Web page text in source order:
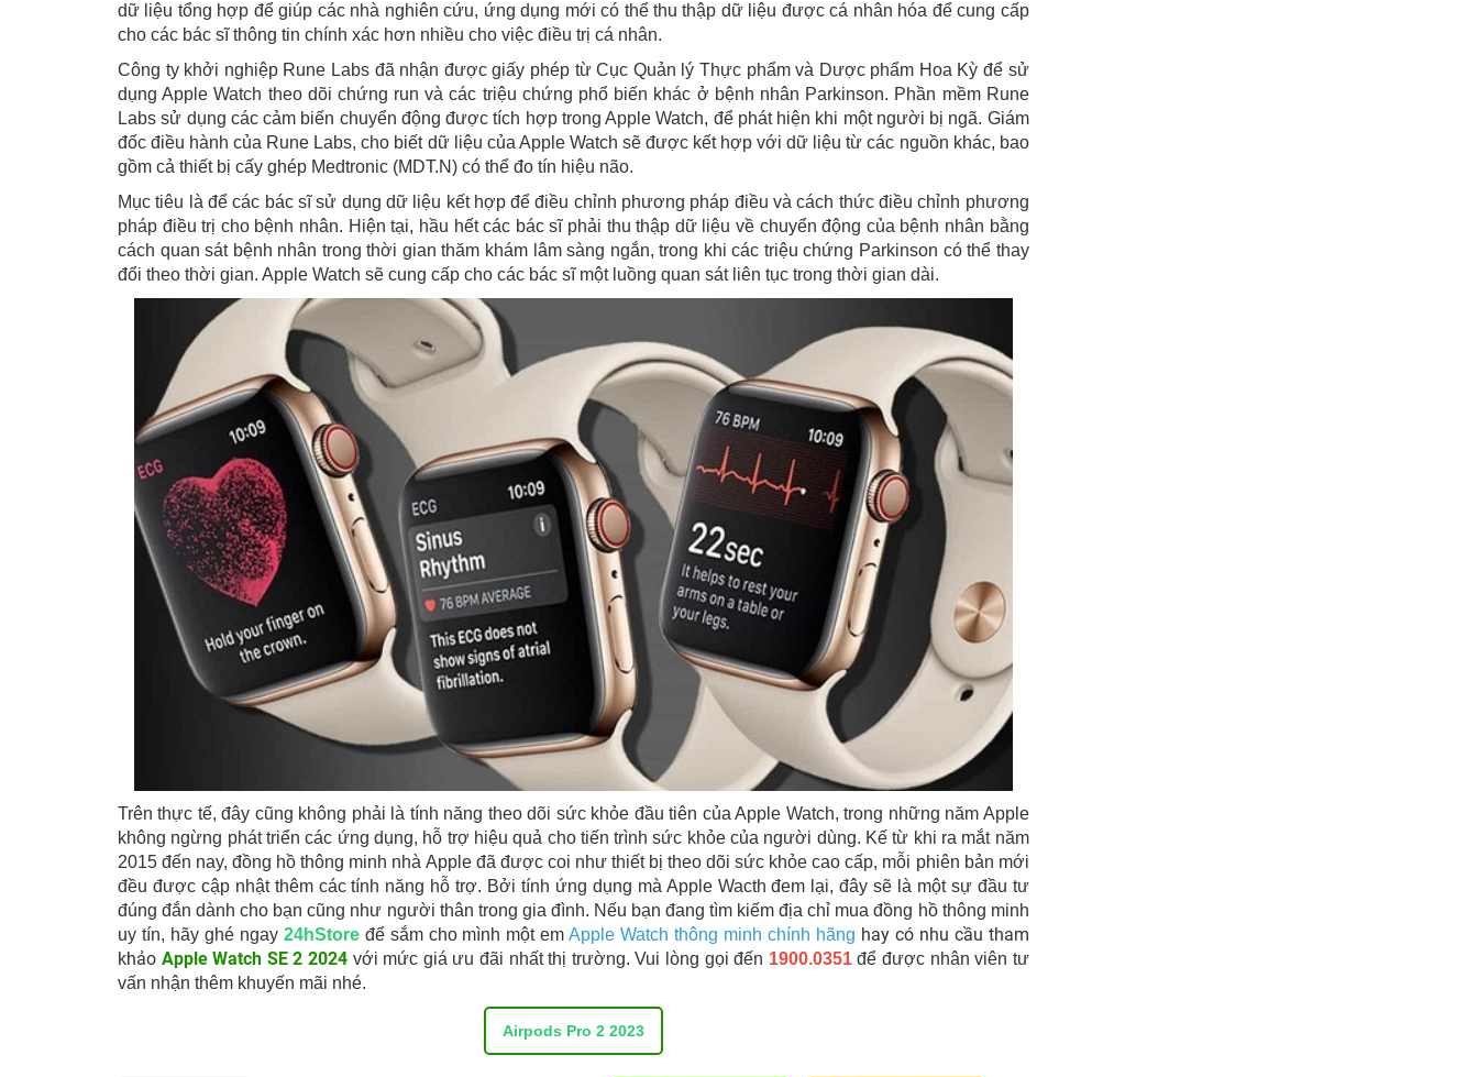
dữ liệu tổng hợp để giúp các nhà nghiên cứu, ứng dụng mới có thể thu thập dữ liệu được cá nhân hóa để cung cấp
cho các bác sĩ thông tin chính xác hơn nhiều cho việc điều trị cá nhân.
Công ty khởi nghiệp Rune Labs đã nhận được giấy phép từ Cục Quản lý Thực phẩm và Dược phẩm Hoa Kỳ để sử
dụng Apple Watch theo dõi chứng run và các triệu chứng phổ biến khác ở bệnh nhân Parkinson. Phần mềm Rune
Labs sử dụng các cảm biến chuyển động được tích hợp trong Apple Watch, để phát hiện khi một người bị ngã. Giám
đốc điều hành của Rune Labs, cho biết dữ liệu của Apple Watch sẽ được kết hợp với dữ liệu từ các nguồn khác, bao
gồm cả thiết bị cấy ghép Medtronic (MDT.N) có thể đo tín hiệu não.
Mục tiêu là để các bác sĩ sử dụng dữ liệu kết hợp để điều chỉnh phương pháp điều và cách thức điều chỉnh phương
pháp điều trị cho bệnh nhân. Hiện tại, hầu hết các bác sĩ phải thu thập dữ liệu về chuyển động của bệnh nhân bằng
cách quan sát bệnh nhân trong thời gian thăm khám lâm sàng ngắn, trong khi các triệu chứng Parkinson có thể thay
đổi theo thời gian. Apple Watch sẽ cung cấp cho các bác sĩ một luồng quan sát liên tục trong thời gian dài.
Trên thực tế, đây cũng không phải là tính năng theo dõi sức khỏe đầu tiên của Apple Watch, trong những năm Apple
không ngừng phát triển các ứng dụng, hỗ trợ hiệu quả cho tiến trình sức khỏe của người dùng. Kế từ khi ra mắt năm
2015 đến nay, đồng hồ thông minh nhà Apple đã được coi như thiết bị theo dõi sức khỏe cao cấp, mỗi phiên bản mới
đều được cập nhật thêm các tính năng hỗ trợ. Bởi tính ứng dụng mà Apple Wacth đem lại, đây sẽ là một sự đầu tư
đúng đắn dành cho bạn cũng như người thân trong gia đình. Nếu bạn đang tìm kiếm địa chỉ mua đồng hồ thông minh
uy tín, hãy ghé ngay 24hStoređể sắm cho mình một emApple Watch thông minh chính hãng hay có nhu cầu tham
khảo Apple Watch SE 2 2024 với mức giá ưu đãi nhất thị trường. Vui lòng gọi đến 1900.0351để được nhân viên tư
vấn nhận thêm khuyến mãi nhé.
Airpods Pro 2 2023